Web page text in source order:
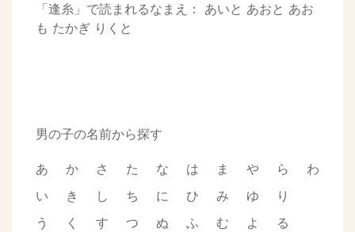
「逢糸」で読まれるなまえ： あいと あおと あお
も たかぎ りくと
男の子の名前から探す
あ
い
う
か
き
く
さ
し
す
た
ち
つ
な
に
ぬ
は
ひ
ふ
ま
み
む
や
ゆ
よ
ら
り
る
わ